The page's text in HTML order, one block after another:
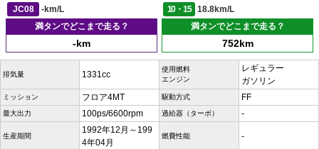
JC08
-km/L 10・15
18.8km/L
満タンでどこまで走る？
-km
満タンでどこまで走る？
752km
排気量 1331cc
使用燃料
エンジン
レギュラー
ガソリン
ミッション フロア4MT 駆動方式 FF
最大出力 100ps/6600rpm 過給器（ターボ） -
生産期間
1992年12月～199
4年04月
燃費性能 -